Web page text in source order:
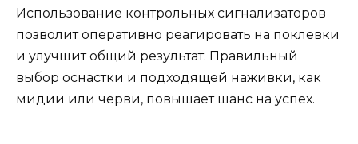
Использование контрольных сигнализаторов
позволит оперативно реагировать на поклевки
и улучшит общий результат. Правильный
выбор оснастки и подходящей наживки, как
мидии или черви, повышает шанс на успех.